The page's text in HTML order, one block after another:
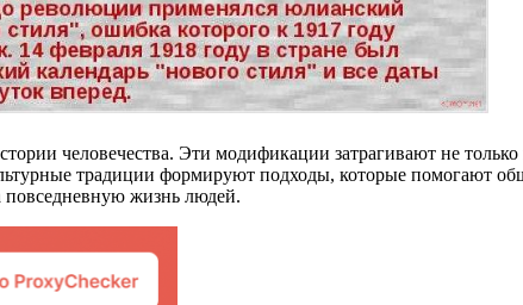
человечества. Эти модификации затрагивают не
традиции формируют подходы, которые помогают
повседневную жизнь людей.